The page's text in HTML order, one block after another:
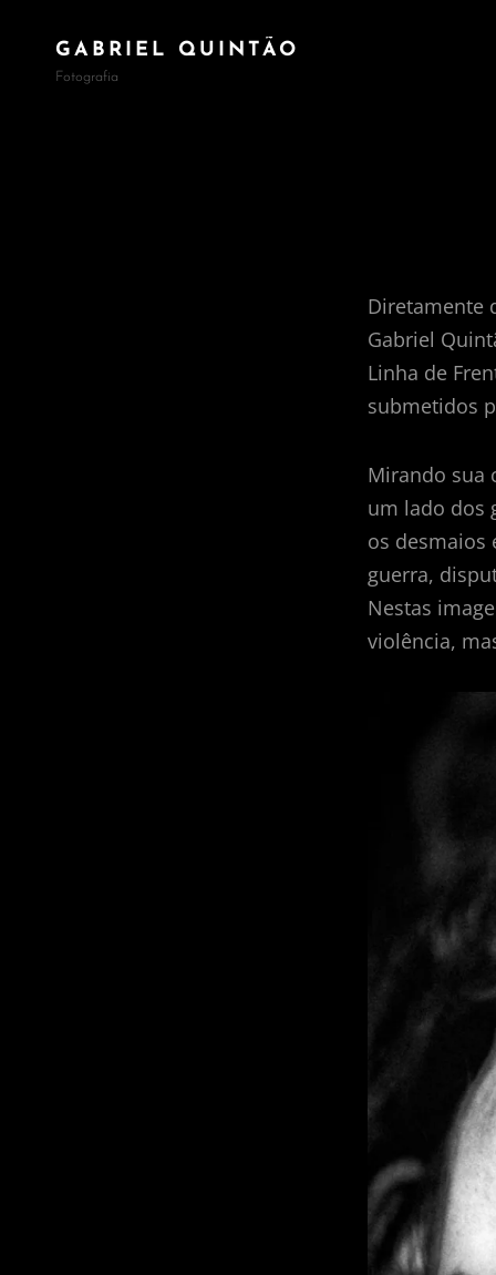
GABRIEL QUINTÃO
Fotografia
Diretamente
Gabriel
Linha de
submetidos
Mirando sua
um lado dos
os desmaios
guerra,
Nestas
violência,